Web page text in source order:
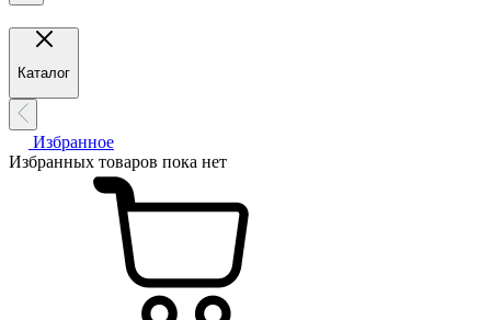
Каталог
Избранное
Избранных товаров пока нет